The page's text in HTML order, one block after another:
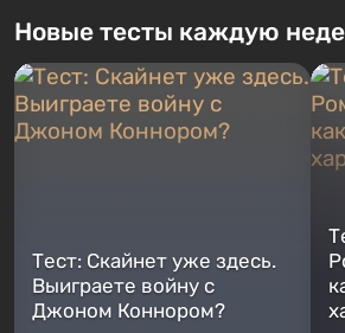
Новые тесты каждую
Тест: Скайнет уже здесь.
Выиграете войну с
Джоном Коннором?